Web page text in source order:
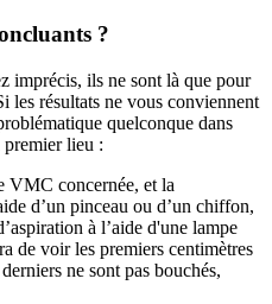
?
imprécis, ils ne sont là que pour
les résultats ne vous conviennent
quelconque dans
lieu :
VMC concernée, et la
d’un pinceau ou d’un chiffon,
à l’aide d'une lampe
de voir les premiers centimètres
ne sont pas bouchés,